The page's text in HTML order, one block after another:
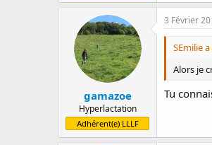
gamazoe
Hyperlactation
Adhérent(e) LLLF
3 Février
SEmilie
Alors je
Tu